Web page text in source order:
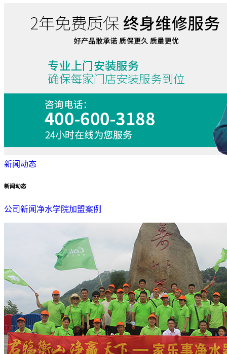
新闻动态
新闻动态
公司新闻 净水学院加盟案例